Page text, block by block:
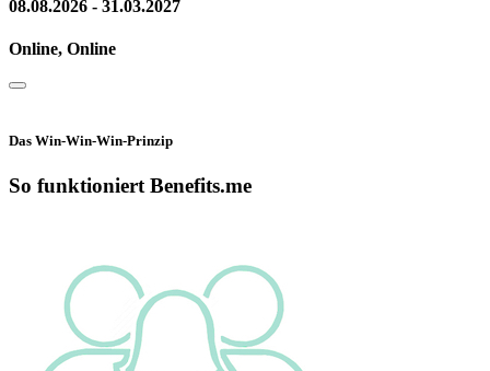
08.08.2026 - 31.03.2027
Online, Online
Das Win-Win-Win-Prinzip
So funktioniert Benefits.me